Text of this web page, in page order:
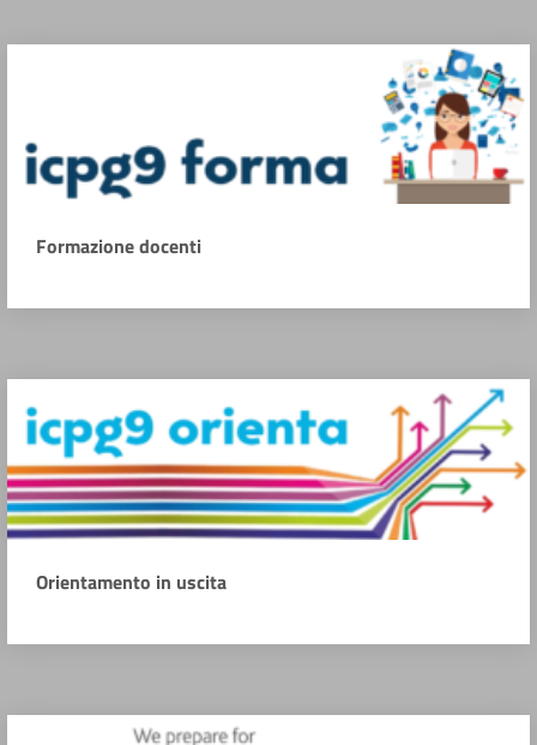
Formazione docenti
Orientamento in uscita